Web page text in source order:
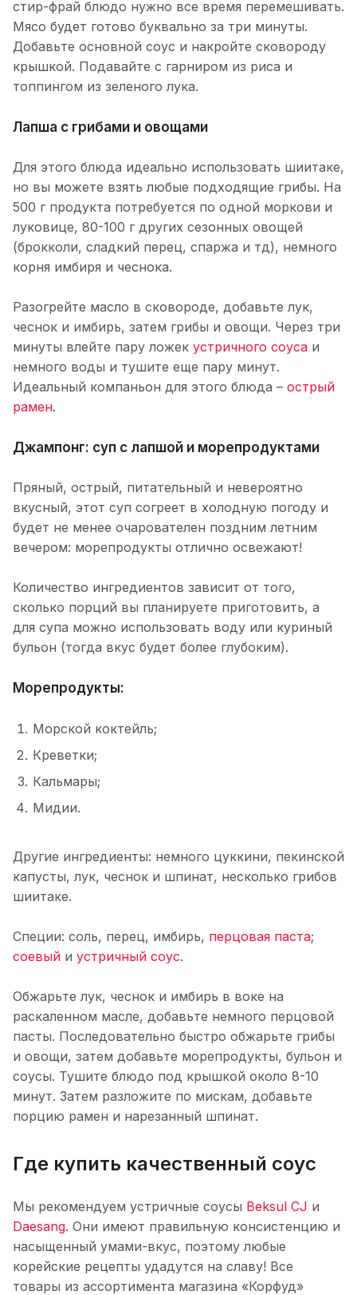
стир-фрай блюдо нужно все время перемешивать.
Мясо будет готово буквально за три минуты.
Добавьте основной соус и накройте сковороду
крышкой. Подавайте с гарниром из риса и
топпингом из зеленого лука.
Лапша с грибами и овощами
Для этого блюда идеально использовать шиитаке,
но вы можете взять любые подходящие грибы. На
500 г продукта потребуется по одной моркови и
луковице, 80-100 г других сезонных овощей
(брокколи, сладкий перец, спаржа и тд), немного
корня имбиря и чеснока.
Разогрейте масло в сковороде, добавьте лук,
чеснок и имбирь, затем грибы и овощи. Через три
минуты влейте пару ложек устричного соуса и
немного воды и тушите еще пару минут.
Идеальный компаньон для этого блюда – острый
рамен.
Джампонг: суп с лапшой и морепродуктами
Пряный, острый, питательный и невероятно
вкусный, этот суп согреет в холодную погоду и
будет не менее очарователен поздним летним
вечером: морепродукты отлично освежают!
Количество ингредиентов зависит от того,
сколько порций вы планируете приготовить, а
для супа можно использовать воду или куриный
бульон (тогда вкус будет более глубоким).
Морепродукты:
Морской коктейль;
Креветки;
Кальмары;
Мидии.
Другие ингредиенты: немного цуккини, пекинской
капусты, лук, чеснок и шпинат, несколько грибов
шиитаке.
Специи: соль, перец, имбирь, перцовая паста;
соевый и устричный соус.
Обжарьте лук, чеснок и имбирь в воке на
раскаленном масле, добавьте немного перцовой
пасты. Последовательно быстро обжарьте грибы
и овощи, затем добавьте морепродукты, бульон и
соусы. Тушите блюдо под крышкой около 8-10
минут. Затем разложите по мискам, добавьте
порцию рамен и нарезанный шпинат.
Где купить качественный соус
Мы рекомендуем устричные соусы Beksul CJ и
Daesang. Они имеют правильную консистенцию и
насыщенный умами-вкус, поэтому любые
корейские рецепты удадутся на славу! Все
товары из ассортимента магазина «Корфуд»